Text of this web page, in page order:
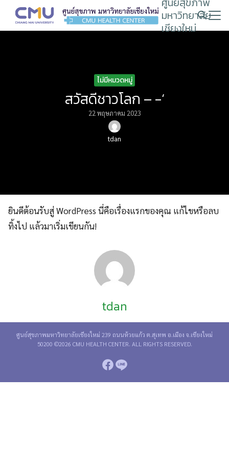
content
มหาวิทยาลัย
เชียงใหม่
ไม่มีหมวดหมู่
สวัสดีชาวโลก – -‘
22 พฤษภาคม 2023
tdan
ยินดีต้อนรับสู่ WordPress นี่คือเรื่องแรกของคุณ แก้ไขหรือลบ
ทิ้งไป แล้วมาเริ่มเขียนกัน!
tdan
ศูนย์สุขภาพมหาวิทยาลัยเชียงใหม่ 239 ถนนห้วยแก้ว ต.สุเทพ อ.เมือง จ.เชียงใหม่
50200 ©2026 CMU HEALTH CENTER. ALL RIGHTS RESERVED.